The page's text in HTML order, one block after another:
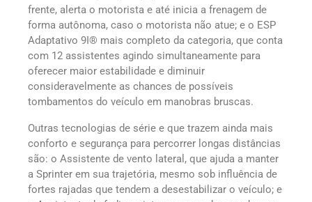
frente, alerta o motorista e até inicia a frenagem de
forma autônoma, caso o motorista não atue; e o ESP
Adaptativo 9I® mais completo da categoria, que conta
com 12 assistentes agindo simultaneamente para
oferecer maior estabilidade e diminuir
consideravelmente as chances de possíveis
tombamentos do veículo em manobras bruscas.
Outras tecnologias de série e que trazem ainda mais
conforto e segurança para percorrer longas distâncias
são: o Assistente de vento lateral, que ajuda a manter
a Sprinter em sua trajetória, mesmo sob influência de
fortes rajadas que tendem a desestabilizar o veículo; e